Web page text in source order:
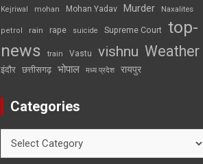
Kejriwal mohan Mohan Yadav Murder Naxalites
petrol rain rape suicide Supreme Court top-
news
train Vastu vishnu Weather
इंदौर छत्तीसगढ़ भोपाल मध्य प्रदेश रायपुर
Categories